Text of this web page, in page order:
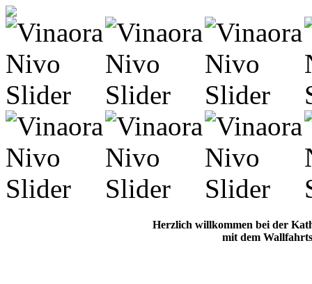
Herzlich willkommen bei der
mit dem